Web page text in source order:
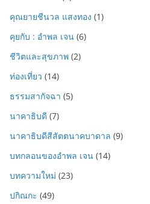
คุณยายชีนวล แสงทอง (1)
คุยกับ : อำพล เจน (6)
ชีวิตและสุขภาพ (2)
ท่องเที่ยว (14)
ธรรมสากัจฉา (5)
นาคาธิบดี (7)
นาคาธิบดีสีสัตตนาคบาดาล (9)
บทกลอนของอำพล เจน (14)
บทความใหม่ (23)
ปกิณกะ (49)